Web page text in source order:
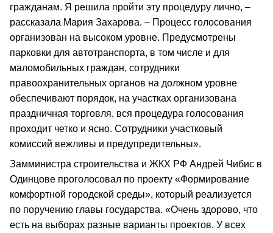
гражданам. Я решила пройти эту процедуру лично, –
рассказала Мария Захарова. – Процесс голосования
организован на высоком уровне. Предусмотрены
парковки для автотранспорта, в том числе и для
маломобильных граждан, сотрудники
правоохранительных органов на должном уровне
обеспечивают порядок, на участках организована
праздничная торговля, вся процедура голосования
проходит четко и ясно. Сотрудники участковый
комиссий вежливы и предупредительны».
Замминистра строительства и ЖКХ РФ Андрей Чибис в
Одинцове проголосовал по проекту «Формирование
комфортной городской среды», который реализуется
по поручению главы государства. «Очень здорово, что
есть на выборах разные варианты проектов. У всех